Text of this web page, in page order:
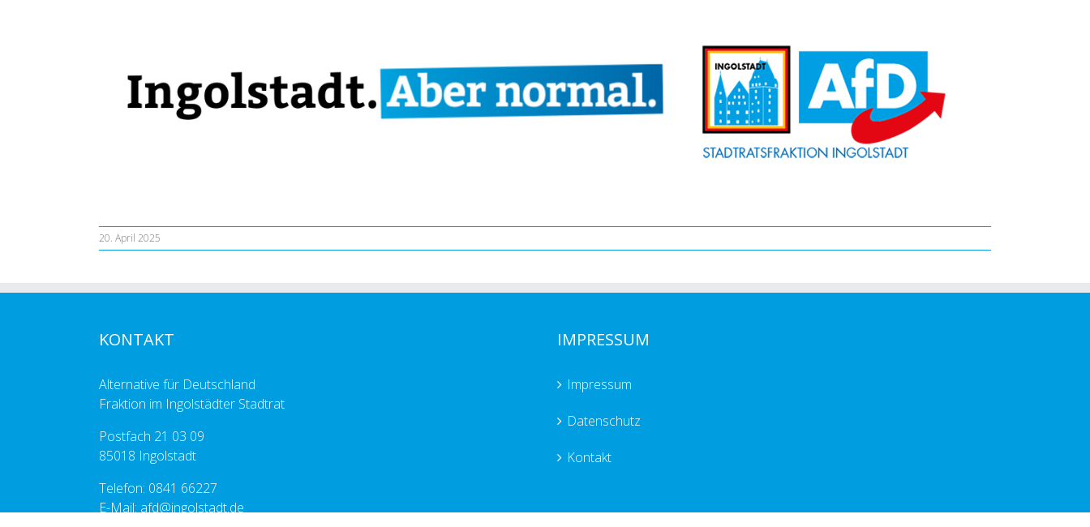
20. April 2025
KONTAKT
Alternative für Deutschland
Fraktion im Ingolstädter Stadtrat
Postfach 21 03 09
85018 Ingolstadt
Telefon: 0841 66227
E-Mail: afd@ingolstadt.de
IMPRESSUM
Impressum
Datenschutz
Kontakt